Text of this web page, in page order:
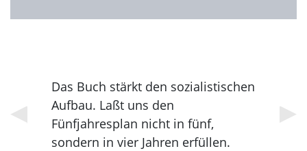
Das Buch stärkt den sozialistischen
Aufbau. Laßt uns den
Fünfjahresplan nicht in fünf,
sondern in vier Jahren erfüllen.